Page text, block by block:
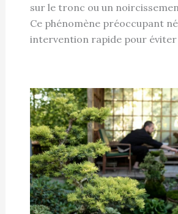
sur le tronc ou un
Ce phénomène préoccupant
intervention rapide pour